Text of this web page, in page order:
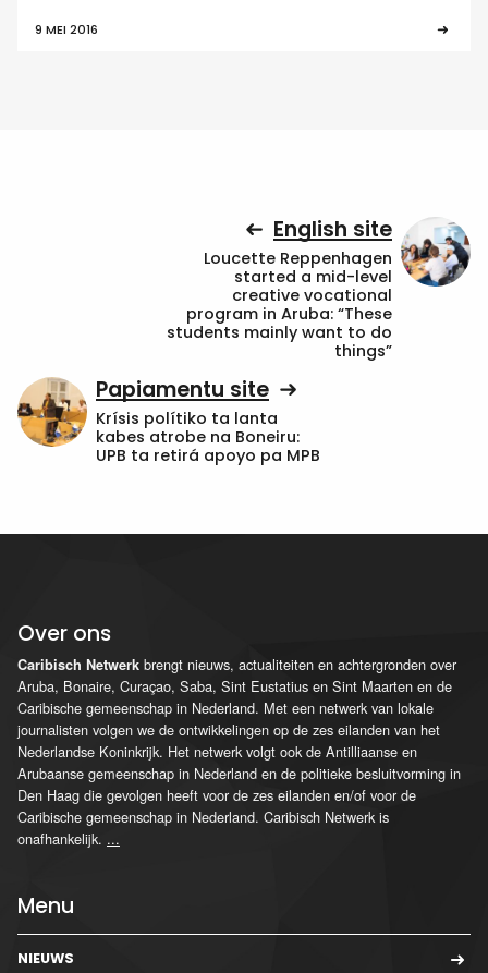
9 MEI 2016
English site
Loucette Reppenhagen
started a mid-level
creative vocational
program in Aruba: “These
students mainly want to do
things”
Papiamentu site
Krísis polítiko ta lanta
kabes atrobe na Boneiru:
UPB ta retirá apoyo pa MPB
Over ons
Caribisch Netwerk brengt nieuws, actualiteiten en achtergronden over
Aruba, Bonaire, Curaçao, Saba, Sint Eustatius en Sint Maarten en de
Caribische gemeenschap in Nederland. Met een netwerk van lokale
journalisten volgen we de ontwikkelingen op de zes eilanden van het
Nederlandse Koninkrijk. Het netwerk volgt ook de Antilliaanse en
Arubaanse gemeenschap in Nederland en de politieke besluitvorming in
Den Haag die gevolgen heeft voor de zes eilanden en/of voor de
Caribische gemeenschap in Nederland. Caribisch Netwerk is
onafhankelijk. ...
Menu
NIEUWS